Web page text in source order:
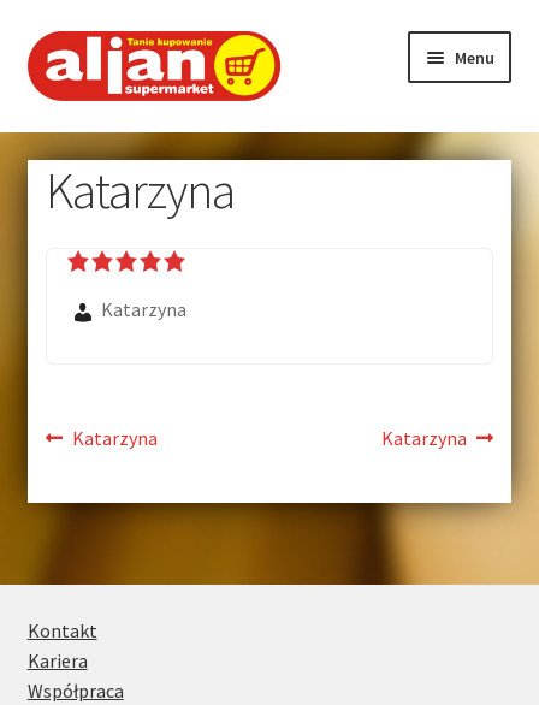
Menu
Strona główna
Aktualności
O firmie
Nasze markety
Promocje
Katarzyna
Katarzyna
Katarzyna Katarzyna
Kontakt
Kariera
Współpraca